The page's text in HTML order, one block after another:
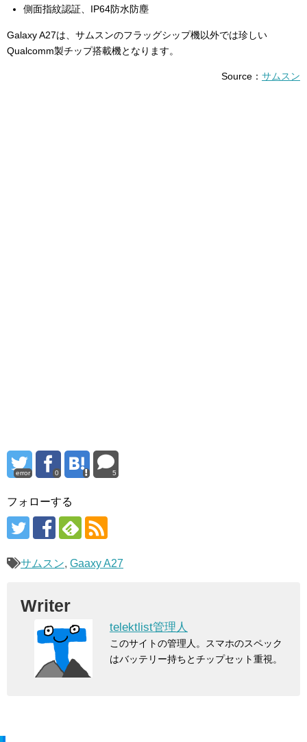
側面指紋認証、IP64防水防塵
Galaxy A27は、サムスンのフラッグシップ機以外では珍しい
Qualcomm製チップ搭載機となります。
Source： サムスン
error 0 5
フォローする
サムスン, Gaaxy A27
Writer
telektlist管理人
このサイトの管理人。スマホのスペック
はバッテリー持ちとチップセット重視。